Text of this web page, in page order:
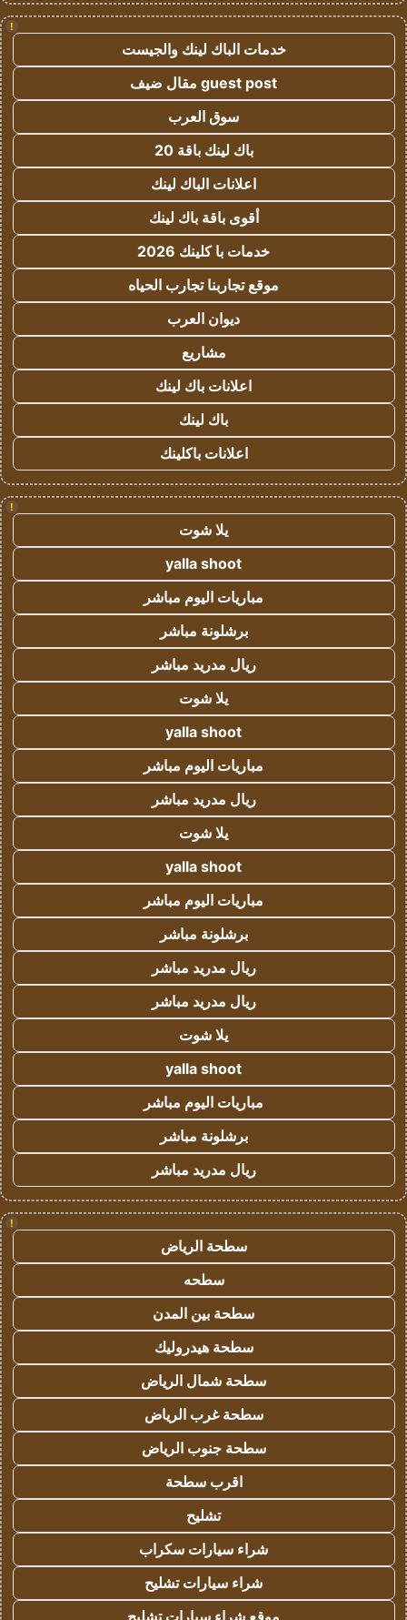
!
خدمات الباك لينك والجيست
guest post مقال ضيف
سوق العرب
باك لينك باقة 20
اعلانات الباك لينك
أقوى باقة باك لينك
خدمات با كلينك 2026
موقع تجاربنا تجارب الحياه
ديوان العرب
مشاريع
اعلانات باك لينك
باك لينك
اعلانات باكلينك
!
يلا شوت
yalla shoot
مباريات اليوم مباشر
برشلونة مباشر
ريال مدريد مباشر
يلا شوت
yalla shoot
مباريات اليوم مباشر
ريال مدريد مباشر
يلا شوت
yalla shoot
مباريات اليوم مباشر
برشلونة مباشر
ريال مدريد مباشر
ريال مدريد مباشر
يلا شوت
yalla shoot
مباريات اليوم مباشر
برشلونة مباشر
ريال مدريد مباشر
!
سطحة الرياض
سطحه
سطحة بين المدن
سطحة هيدروليك
سطحة شمال الرياض
سطحة غرب الرياض
سطحة جنوب الرياض
اقرب سطحة
تشليح
شراء سيارات سكراب
شراء سيارات تشليح
موقع شراء سيارات تشليح